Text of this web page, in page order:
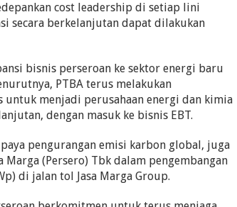
cost leadership di setiap lini
secara berkelanjutan dapat dilakukan
bisnis perseroan ke sektor energi baru
PTBA terus melakukan
menjadi perusahaan energi dan kimia
dengan masuk ke bisnis EBT.
pengurangan emisi karbon global, juga
Marga (Persero) Tbk dalam pengembangan
di jalan tol Jasa Marga Group.